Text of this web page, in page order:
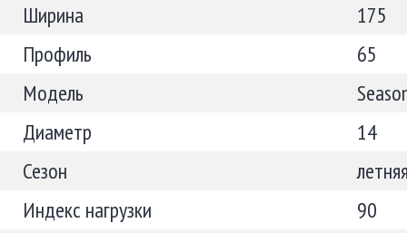
Ширина
175
Профиль
65
Модель
Диаметр
14
Сезон
Индекс нагрузки
90